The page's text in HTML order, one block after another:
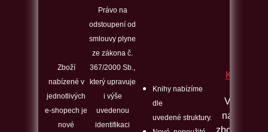
Zboží
nabízené v
jednotlivých
e-shopech je
nové
Právo na
odstoupení od
smlouvy plyne
ze zákona č.
367/2000 Sb.,
který upravuje
i výše
uvedenou
identifikaci
Knihy nabízíme
dle
uvedené struktury.
Kontakt
Veškeré
nabízené